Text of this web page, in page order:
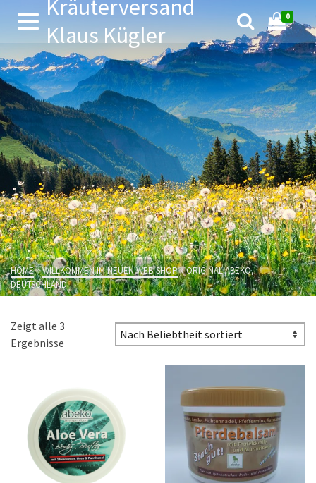
Kräuterversand
Klaus Kügler
0
HOME»WILLKOMMEN IM NEUEN WEB-SHOP»ORIGINAL ABEKO,
DEUTSCHLAND
Zeigt alle 3
Ergebnisse